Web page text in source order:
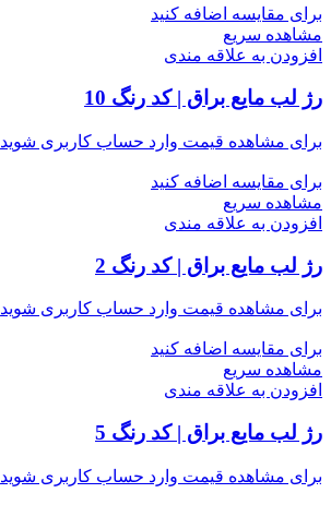
برای مقایسه اضافه کنید
مشاهده سریع
افزودن به علاقه مندی
رژ لب مایع براق | کد رنگ 10
برای مشاهده قیمت وارد حساب کاربری شوید
برای مقایسه اضافه کنید
مشاهده سریع
افزودن به علاقه مندی
رژ لب مایع براق | کد رنگ 2
برای مشاهده قیمت وارد حساب کاربری شوید
برای مقایسه اضافه کنید
مشاهده سریع
افزودن به علاقه مندی
رژ لب مایع براق | کد رنگ 5
برای مشاهده قیمت وارد حساب کاربری شوید